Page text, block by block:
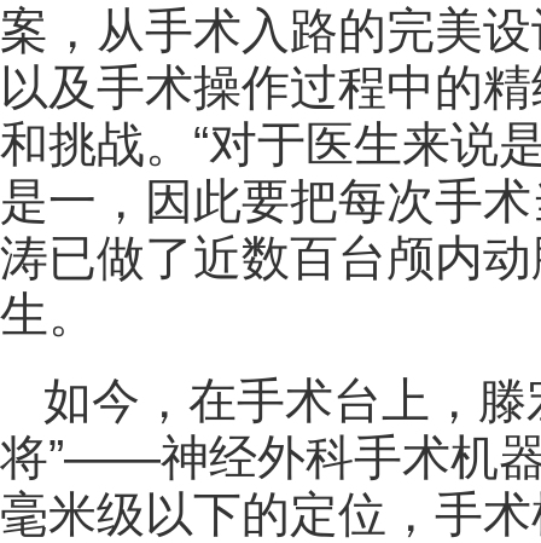
案，从手术入路的完美
以及手术操作过程中的
和挑战。“对于医生来说
是一，因此要把每次手
涛已做了近数百台颅内
生。
如今，在手术台上，
将”——神经外科手术机
毫米级以下的定位，手